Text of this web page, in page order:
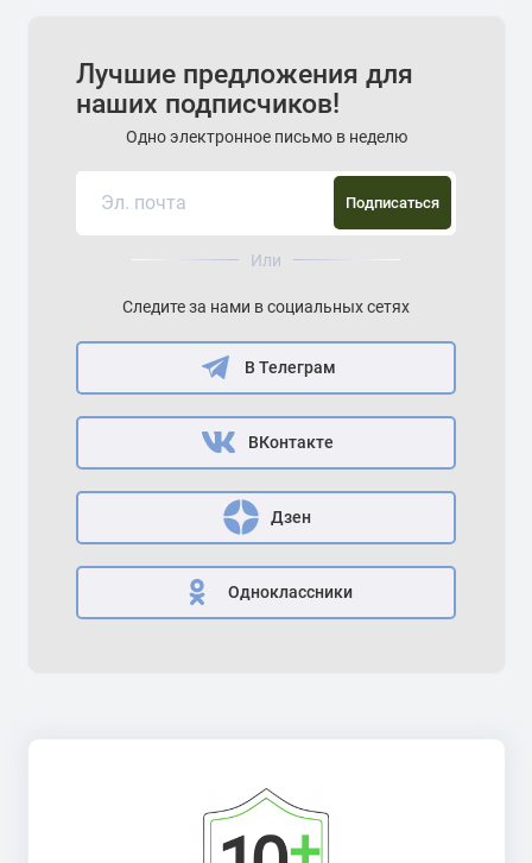
Лучшие предложения для
наших подписчиков!
Одно электронное письмо в неделю
Подписаться
Или
Следите за нами в социальных сетях
В Телеграм
ВКонтакте
Дзен
Одноклассники